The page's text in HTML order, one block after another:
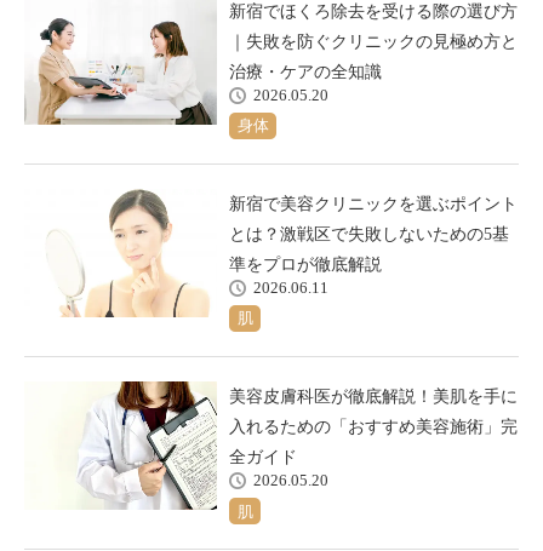
新宿でほくろ除去を受ける際の選び方
｜失敗を防ぐクリニックの見極め方と
治療・ケアの全知識
2026.05.20
身体
新宿で美容クリニックを選ぶポイント
とは？激戦区で失敗しないための5基
準をプロが徹底解説
2026.06.11
肌
美容皮膚科医が徹底解説！美肌を手に
入れるための「おすすめ美容施術」完
全ガイド
2026.05.20
肌